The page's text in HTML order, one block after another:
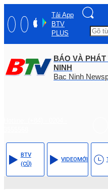
Tải App
BTV
PLUS
BÁO VÀ
NINH
Bac Ninh
BTV
(CŨ)
VIDEOMỚI